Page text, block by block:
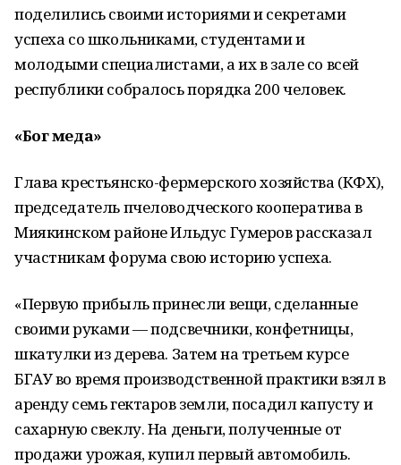
поделились своими историями и секретами
успеха со школьниками, студентами и
молодыми специалистами, а их в зале со всей
республики собралось порядка 200 человек.
«Бог меда»
Глава крестьянско-фермерского хозяйства (КФХ),
председатель пчеловодческого кооператива в
Миякинском районе Ильдус Гумеров рассказал
участникам форума свою историю успеха.
«Первую прибыль принесли вещи, сделанные
своими руками — подсвечники, конфетницы,
шкатулки из дерева. Затем на третьем курсе
БГАУ во время производственной практики взял в
аренду семь гектаров земли, посадил капусту и
сахарную свеклу. На деньги, полученные от
продажи урожая, купил первый автомобиль.